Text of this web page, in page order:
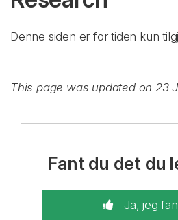
Denne siden er for tiden kun
This page was updated on 23
Fant du det du
Ja, jeg